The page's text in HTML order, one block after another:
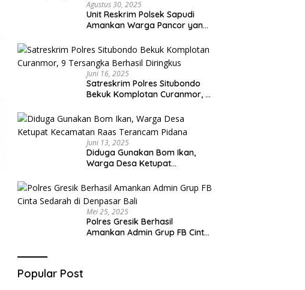
Agustus 30, 2025
Unit Reskrim Polsek Sapudi
Amankan Warga Pancor yang
Juni 16, 2025
Satreskrim Polres Situbondo
Bekuk Komplotan Curanmor, 9
Juni 13, 2025
Diduga Gunakan Bom Ikan,
Warga Desa Ketupat
Pidana
Mei 25, 2025
Polres Gresik Berhasil
Amankan Admin Grup FB Cinta
Popular Post